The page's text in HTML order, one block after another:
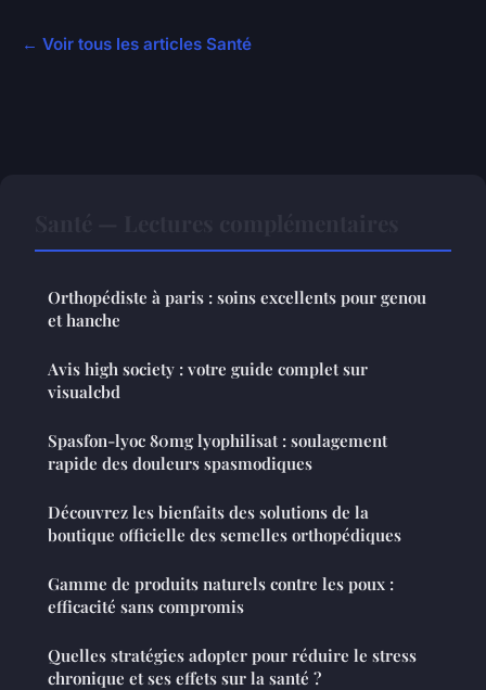
← Voir tous les articles Santé
Orthopédiste à paris : soins excellents pour genou
et hanche
Avis high society : votre guide complet sur
visualcbd
Spasfon-lyoc 80mg lyophilisat : soulagement
rapide des douleurs spasmodiques
Découvrez les bienfaits des solutions de la
boutique officielle des semelles orthopédiques
Gamme de produits naturels contre les poux :
efficacité sans compromis
Quelles stratégies adopter pour réduire le stress
chronique et ses effets sur la santé ?